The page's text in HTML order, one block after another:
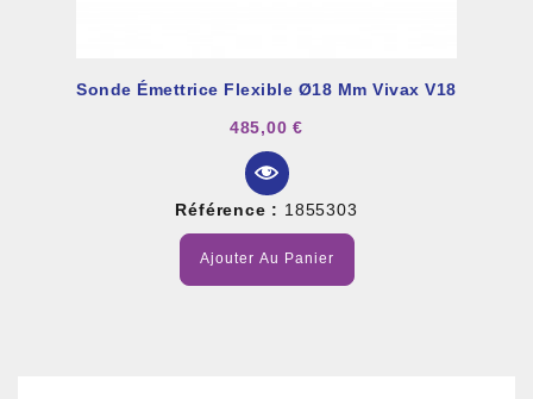
Sonde Émettrice Flexible Ø18 Mm Vivax V18
485,00 €
Référence : 1855303
Ajouter Au Panier